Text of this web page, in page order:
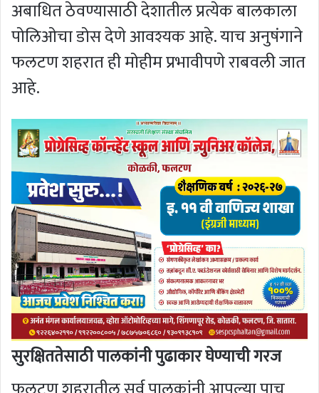
अबाधित ठेवण्यासाठी देशातील प्रत्येक बालकाला
पोलिओचा डोस देणे आवश्यक आहे. याच अनुषंगाने
फलटण शहरात ही मोहीम प्रभावीपणे राबवली जात
आहे.
सुरक्षिततेसाठी पालकांनी पुढाकार घेण्याची गरज